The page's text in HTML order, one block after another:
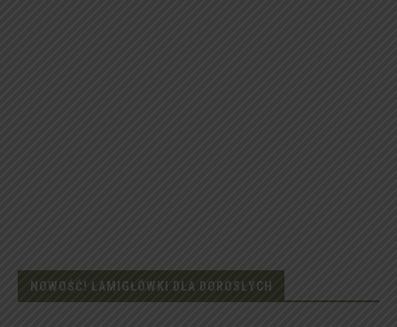
NOWOŚĆ! ŁAMIGŁÓWKI DLA DOROSŁYCH